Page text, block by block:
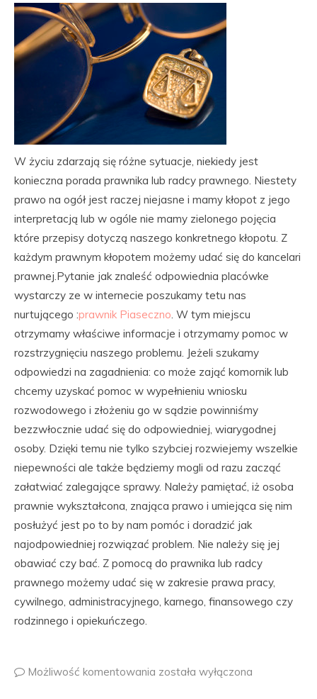
W życiu zdarzają się różne sytuacje, niekiedy jest
konieczna porada prawnika lub radcy prawnego. Niestety
prawo na ogół jest raczej niejasne i mamy kłopot z jego
interpretacją lub w ogóle nie mamy zielonego pojęcia
które przepisy dotyczą naszego konkretnego kłopotu. Z
każdym prawnym kłopotem możemy udać się do kancelari
prawnej.Pytanie jak znaleść odpowiednia placówke
wystarczy ze w internecie poszukamy tetu nas
nurtującego :prawnik Piaseczno . W tym miejscu
otrzymamy właściwe informacje i otrzymamy pomoc w
rozstrzygnięciu naszego problemu. Jeżeli szukamy
odpowiedzi na zagadnienia: co może zająć komornik lub
chcemy uzyskać pomoc w wypełnieniu wniosku
rozwodowego i złożeniu go w sądzie powinniśmy
bezzwłocznie udać się do odpowiedniej, wiarygodnej
osoby. Dzięki temu nie tylko szybciej rozwiejemy wszelkie
niepewności ale także będziemy mogli od razu zacząć
załatwiać zalegające sprawy. Należy pamiętać, iż osoba
prawnie wykształcona, znająca prawo i umiejąca się nim
posłużyć jest po to by nam pomóc i doradzić jak
najodpowiedniej rozwiązać problem. Nie należy się jej
obawiać czy bać. Z pomocą do prawnika lub radcy
prawnego możemy udać się w zakresie prawa pracy,
cywilnego, administracyjnego, karnego, finansowego czy
rodzinnego i opiekuńczego.
Możliwość komentowania została wyłączona